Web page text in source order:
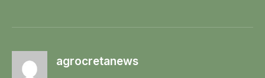
agrocretanews